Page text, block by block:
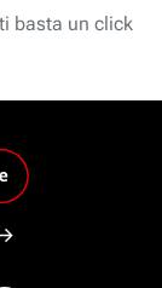
basta un click